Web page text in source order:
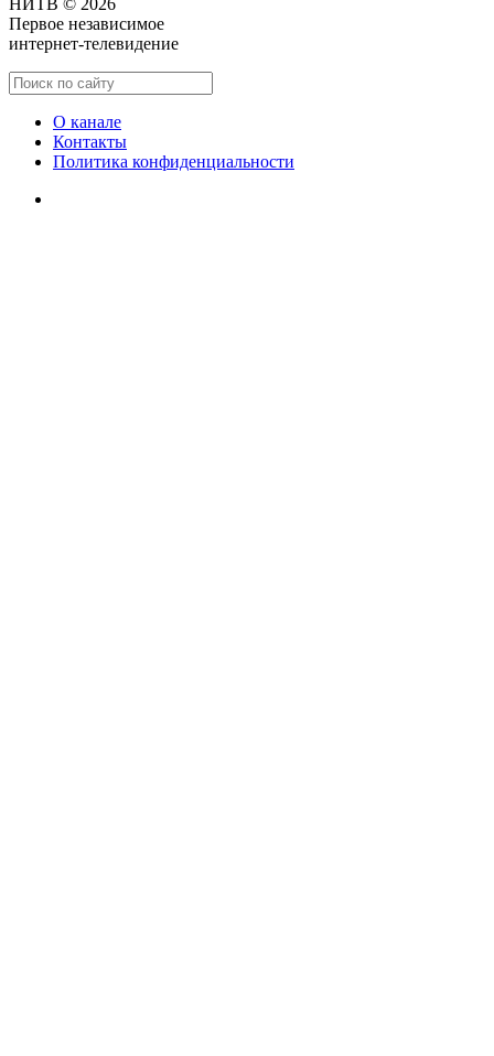
НИТВ © 2026
Первое независимое
интернет-телевидение
О канале
Контакты
Политика конфиденциальности